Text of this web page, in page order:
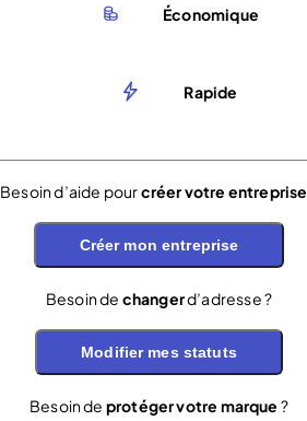
Économique
Rapide
Besoin d’aide pourcréer votre entreprise
Créer mon entreprise
Besoin de changerd’adresse ?
Modifier mes statuts
Besoin de protéger votre marque ?